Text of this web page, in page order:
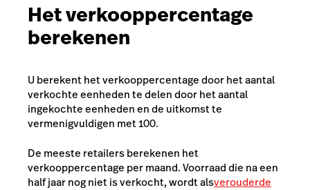
Het verkooppercentage
berekenen
U berekent het verkooppercentage door het aantal
verkochte eenheden te delen door het aantal
ingekochte eenheden en de uitkomst te
vermenigvuldigen met 100.
De meeste retailers berekenen het
verkooppercentage per maand. Voorraad die na een
half jaar nog niet is verkocht, wordt alsverouderde